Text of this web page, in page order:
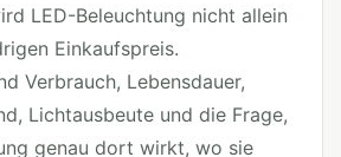
LED-Beleuchtung nicht allein
Einkaufspreis.
Verbrauch, Lebensdauer,
Lichtausbeute und die Frage,
genau dort wirkt, wo sie